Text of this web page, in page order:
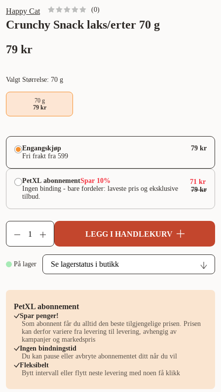
Crunchy Snack laks/erter 70 g
Happy Cat (0)
79 kr
Valgt Størrelse: 70 g
70 g
79 kr
Engangskjøp
Fri frakt fra 599
79 kr
PetXL abonnementSpar 10%
Ingen binding - bare fordeler: laveste pris og eksklusive
tilbud.
71 kr
79 kr
LEGG I HANDLEKURV
På lager
PetXL abonnement
Spar penger!
Som abonnent får du alltid den beste tilgjengelige prisen. Prisen
kan derfor variere fra levering til levering, avhengig av
kampanjer og markedspris
Ingen bindningstid
Du kan pause eller avbryte abonnementet ditt når du vil
Fleksibelt
Bytt intervall eller flytt neste levering med noen få klikk